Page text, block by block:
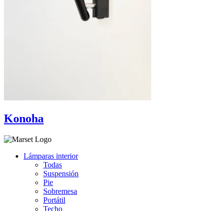
Konoha
Lámparas interior
Todas
Suspensión
Pie
Sobremesa
Portátil
Techo